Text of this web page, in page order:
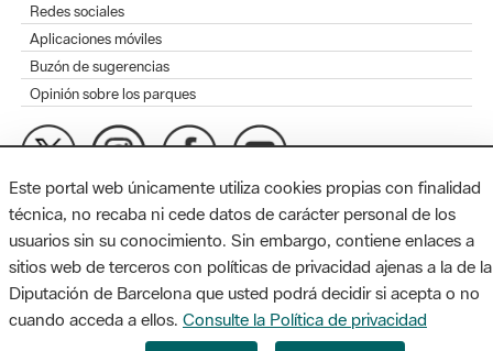
Redes sociales
Aplicaciones móviles
Buzón de sugerencias
Opinión sobre los parques
MAPA WEB
Diputación de Barcelona. Edifici Llacuna, 1a planta. Badajoz, 49.
08005 Barcelona. Tel. 934 022 428 / xarxaparcs@diba.cat
Este portal web únicamente utiliza cookies propias con finalidad
técnica, no recaba ni cede datos de carácter personal de los
usuarios sin su conocimiento. Sin embargo, contiene enlaces a
sitios web de terceros con políticas de privacidad ajenas a la de la
Diputación de Barcelona que usted podrá decidir si acepta o no
cuando acceda a ellos. Consulte la Política de privacidad